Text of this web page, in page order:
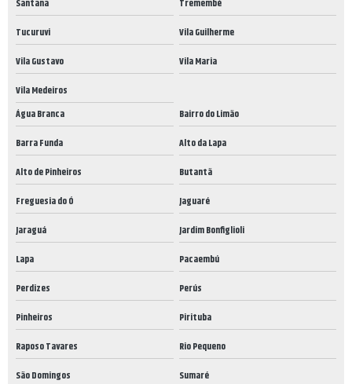
Santana
Tremembé
Tucuruvi
Vila Guilherme
Vila Gustavo
Vila Maria
Vila Medeiros
Água Branca
Bairro do Limão
Barra Funda
Alto da Lapa
Alto de Pinheiros
Butantã
Freguesia do Ó
Jaguaré
Jaraguá
Jardim Bonfiglioli
Lapa
Pacaembú
Perdizes
Perús
Pinheiros
Pirituba
Raposo Tavares
Rio Pequeno
São Domingos
Sumaré